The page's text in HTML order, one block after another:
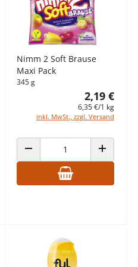
ERHÖHEN
Nimm 2 Soft Brause
Maxi Pack
345 g
2,19 €
6,35 €/1 kg
inkl. MwSt., zzgl. Versand
ANZAHL VERRINGERN ANZAHL